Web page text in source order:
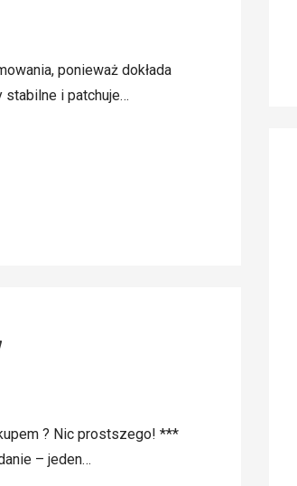
ponieważ dokłada
stabilne i patchuje…
? Nic prostszego! ***
– jeden…